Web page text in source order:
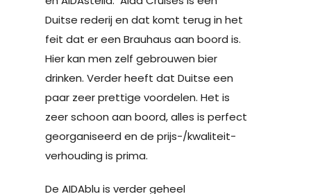
Duitse rederij en dat komt terug in het
feit dat er een Brauhaus aan boord is.
Hier kan men zelf gebrouwen bier
drinken. Verder heeft dat Duitse een
paar zeer prettige voordelen. Het is
zeer schoon aan boord, alles is perfect
georganiseerd en de prijs-/kwaliteit-
verhouding is prima.
De AIDAblu is verder geheel